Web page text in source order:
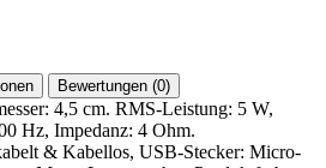
Bewertungen (0)
4,5 cm. RMS-Leistung: 5 W,
Hz, Impedanz: 4 Ohm.
& Kabellos, USB-Stecker: Micro-